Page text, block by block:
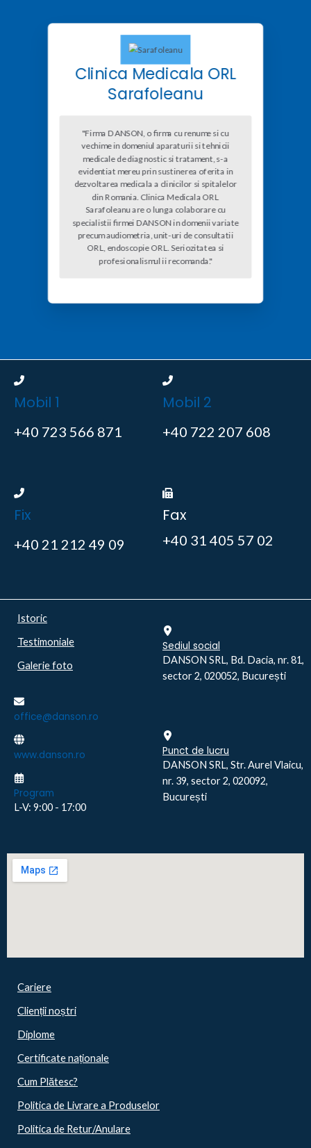
Clinica Medicala ORL
Sarafoleanu
"Firma DANSON, o firma cu renume si cu
vechime in domeniul aparaturii si tehnicii
medicale de diagnostic si tratament, s-a
evidentiat mereu prin sustinerea oferita in
dezvoltarea medicala a clinicilor si spitalelor
din Romania. Clinica Medicala ORL
Sarafoleanu are o lunga colaborare cu
specialistii firmei DANSON in domenii variate
precum audiometria, unit-uri de consultatii
ORL, endoscopie ORL. Seriozitatea si
profesionalismul ii recomanda."
Mobil 1
+40 723 566 871
Mobil 2
+40 722 207 608
Fix
+40 21 212 49 09
Fax
+40 31 405 57 02
Istoric
Testimoniale
Galerie foto
office@danson.ro
www.danson.ro
Program
L-V: 9:00 - 17:00
Sediul social
DANSON SRL, Bd. Dacia, nr. 81,
sector 2, 020052, București
Punct de lucru
DANSON SRL, Str. Aurel Vlaicu,
nr. 39, sector 2, 020092,
București
Cariere
Clienții noștri
Diplome
Certificate naționale
Cum Plătesc?
Politica de Livrare a Produselor
Politica de Retur/Anulare